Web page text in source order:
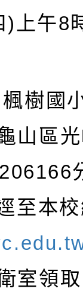
)上午8
樹國
山區
至本
室領